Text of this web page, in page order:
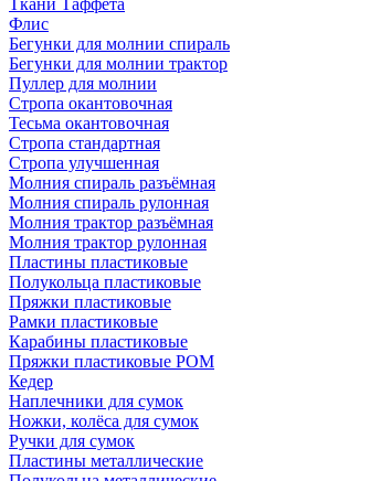
Ткани Таффета
Флис
Бегунки для молнии спираль
Бегунки для молнии трактор
Пуллер для молнии
Стропа окантовочная
Тесьма окантовочная
Стропа стандартная
Стропа улучшенная
Молния спираль разъёмная
Молния спираль рулонная
Молния трактор разъёмная
Молния трактор рулонная
Пластины пластиковые
Полукольца пластиковые
Пряжки пластиковые
Рамки пластиковые
Карабины пластиковые
Пряжки пластиковые РОМ
Кедер
Наплечники для сумок
Ножки, колёса для сумок
Ручки для сумок
Пластины металлические